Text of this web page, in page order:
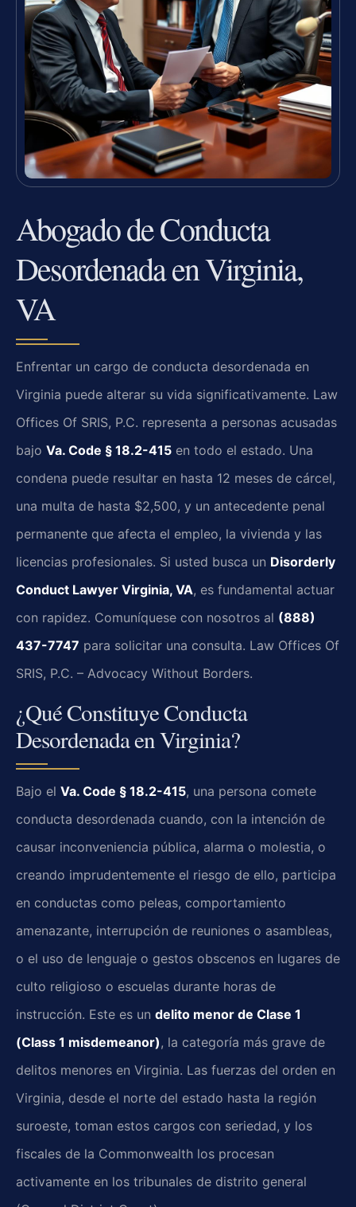
Abogado de Conducta
Desordenada en Virginia,
VA
Enfrentar un cargo de conducta desordenada en
Virginia puede alterar su vida significativamente. Law
Offices Of SRIS, P.C. representa a personas acusadas
bajo Va. Code § 18.2-415 en todo el estado. Una
condena puede resultar en hasta 12 meses de cárcel,
una multa de hasta $2,500, y un antecedente penal
permanente que afecta el empleo, la vivienda y las
licencias profesionales. Si usted busca un Disorderly
Conduct Lawyer Virginia, VA, es fundamental actuar
con rapidez. Comuníquese con nosotros al (888)
437-7747 para solicitar una consulta. Law Offices Of
SRIS, P.C. – Advocacy Without Borders.
¿Qué Constituye Conducta
Desordenada en Virginia?
Bajo el Va. Code § 18.2-415, una persona comete
conducta desordenada cuando, con la intención de
causar inconveniencia pública, alarma o molestia, o
creando imprudentemente el riesgo de ello, participa
en conductas como peleas, comportamiento
amenazante, interrupción de reuniones o asambleas,
o el uso de lenguaje o gestos obscenos en lugares de
culto religioso o escuelas durante horas de
instrucción. Este es un delito menor de Clase 1
(Class 1 misdemeanor), la categoría más grave de
delitos menores en Virginia. Las fuerzas del orden en
Virginia, desde el norte del estado hasta la región
suroeste, toman estos cargos con seriedad, y los
fiscales de la Commonwealth los procesan
activamente en los tribunales de distrito general